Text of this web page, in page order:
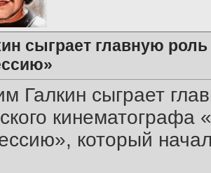
сыграет главную
Галкин сыграет
который